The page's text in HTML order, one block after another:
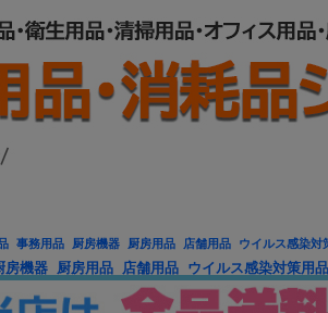
事務用品 厨房機器 厨房用品 店舗用品 ウイルス感染
機器 厨房用品 店舗用品 ウイルス感染対策用